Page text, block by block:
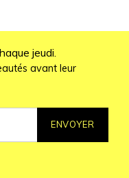
jeudi.
avant leur
ENVOYER